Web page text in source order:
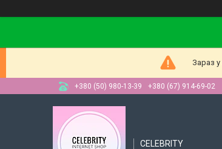
Зараз
+380 (50) 980-13-39 +380 (67) 914-69-02
CELEBRITY